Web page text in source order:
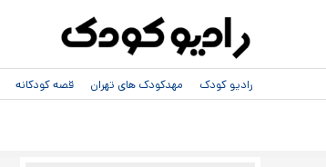
رادیو کودک مهدکودک های تهران قصه کودکانه